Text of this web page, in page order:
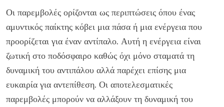
Οι παρεμβολές ορίζονται ως περιπτώσεις όπου ένας
αμυντικός παίκτης κόβει μια πάσα ή μια ενέργεια που
προορίζεται για έναν αντίπαλο. Αυτή η ενέργεια είναι
ζωτική στο ποδόσφαιρο καθώς όχι μόνο σταματά τη
δυναμική του αντιπάλου αλλά παρέχει επίσης μια
ευκαιρία για αντεπίθεση. Οι αποτελεσματικές
παρεμβολές μπορούν να αλλάξουν τη δυναμική του